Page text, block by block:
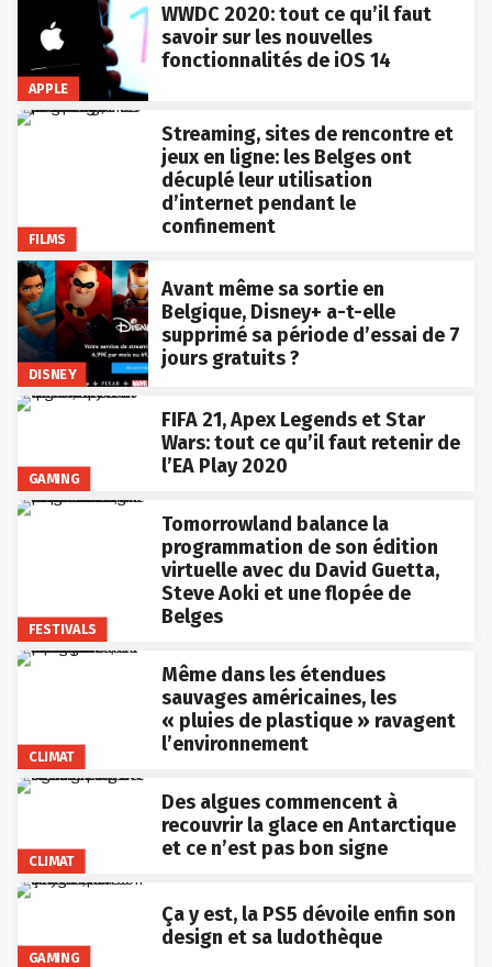
APPLE
WWDC 2020: tout ce qu’il faut
savoir sur les nouvelles
fonctionnalités de iOS 14
FILMS
Streaming, sites de rencontre et
jeux en ligne: les Belges ont
décuplé leur utilisation
d’internet pendant le
confinement
DISNEY
Avant même sa sortie en
Belgique, Disney+ a-t-elle
supprimé sa période d’essai de 7
jours gratuits ?
GAMING
FIFA 21, Apex Legends et Star
Wars: tout ce qu’il faut retenir de
l’EA Play 2020
FESTIVALS
Tomorrowland balance la
programmation de son édition
virtuelle avec du David Guetta,
Steve Aoki et une flopée de
Belges
CLIMAT
Même dans les étendues
sauvages américaines, les
« pluies de plastique » ravagent
l’environnement
CLIMAT
Des algues commencent à
recouvrir la glace en Antarctique
et ce n’est pas bon signe
GAMING
Ça y est, la PS5 dévoile enfin son
design et sa ludothèque